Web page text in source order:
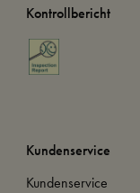
Kontrollbericht
Kundenservice
Kundenservice